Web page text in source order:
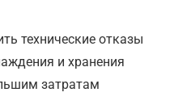
технические отказы
и хранения
затратам